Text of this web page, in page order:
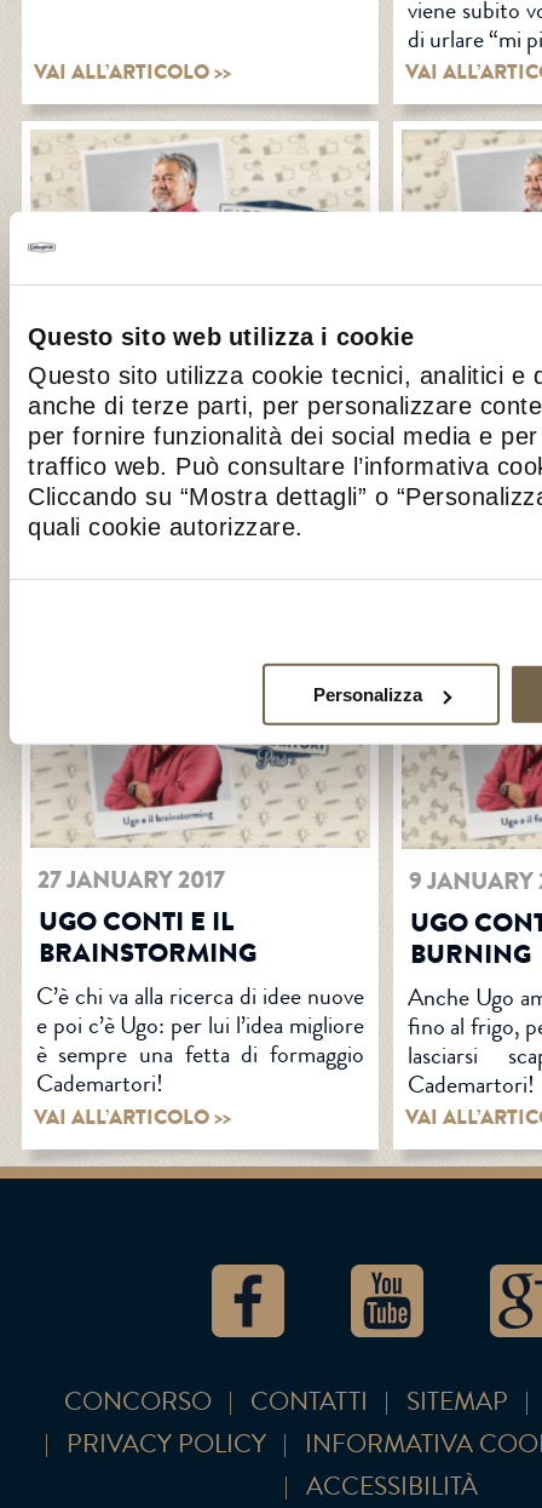
Questo sito web utilizza i cookie
Questo sito utilizza cookie tecnici, analitici e
anche di terze parti, per personalizzare
per fornire funzionalità dei social media e
traffico web. Può consultare l’informativa
Cliccando su “Mostra dettagli” o
quali cookie autorizzare.
Personalizza
VAI ALL’ARTICOLO >>
viene subito
di urlare “mi
VAI
27 FEBRUARY 2017
UGO CONTI E IL SOCIAL
NETWORK
Per Ugo il vero social network è
Cademartori, appena lo gusta gli
viene subito voglia di condividerlo e
15
UGO
VICTIM
L’unica cosa
moda,
27 JANUARY 2017
UGO CONTI E IL
BRAINSTORMING
C’è chi va alla ricerca di idee nuove
e poi c’è Ugo: per lui l’idea migliore
è sempre una fetta di formaggio
Cademartori!
VAI ALL’ARTICOLO >>
9 JANUARY
UGO
BURNING
Anche Ugo
fino al frigo,
lasciarsi
Cademartori!
VAI
CONCORSO CONTATTI
SITEMAP
PRIVACY POLICY
INFORMATIVA
ACCESSIBILITÀ